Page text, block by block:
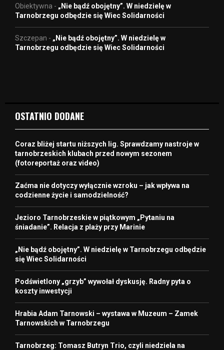
Obiektywna - „Nie bądź obojętny”. W niedzielę w
Tarnobrzegu odbędzie się Wiec Solidarności
Szczepan - „Nie bądź obojętny”. W niedzielę w
Tarnobrzegu odbędzie się Wiec Solidarności
OSTATNIO DODANE
Coraz bliżej startu niższych lig. Sprawdzamy nastroje w
tarnobrzeskich klubach przed nowym sezonem
(fotoreportaż oraz video)
Zaćma nie dotyczy wyłącznie wzroku – jak wpływa na
codzienne życie i samodzielność?
Jezioro Tarnobrzeskie w piątkowym „Pytaniu na
śniadanie”. Relacja z plaży przy Marinie
„Nie bądź obojętny”. W niedzielę w Tarnobrzegu odbędzie
się Wiec Solidarności
Podświetlony „grzyb” wywołał dyskusję. Radny pyta o
koszty inwestycji
Hrabia Adam Tarnowski – wystawa w Muzeum – Zamek
Tarnowskich w Tarnobrzegu
Tarnobrzeg: Tomasz Butryn Trio, czyli niedziela na